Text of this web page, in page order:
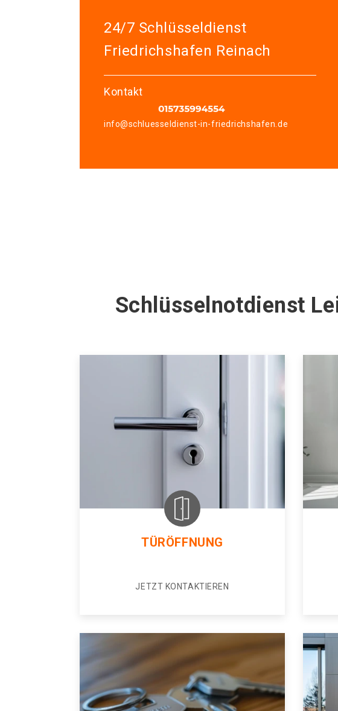
24/7 Schlüsseldienst
Friedrichshafen Reinach
Kontakt
info@schluesseldienst-in-friedrichshafen.de
Schlüsselnotdienst
TÜRÖFFNUNG
JETZT KONTAKTIEREN